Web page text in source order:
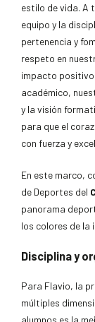
estilo de vida. A
equipo y la
pertenencia y
respeto en
impacto positivo
académico,
y la visión
para que el
con fuerza y
En este marco,
de Deportes del
panorama
los colores de la
Disciplina y
Para Flavio, la
múltiples
alumnos es la